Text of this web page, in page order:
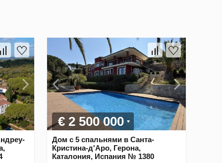
€ 2 500 000
Дом с 5 спальнями в Санта-
Кристина-д'Аро, Герона,
Каталония, Испания № 1380